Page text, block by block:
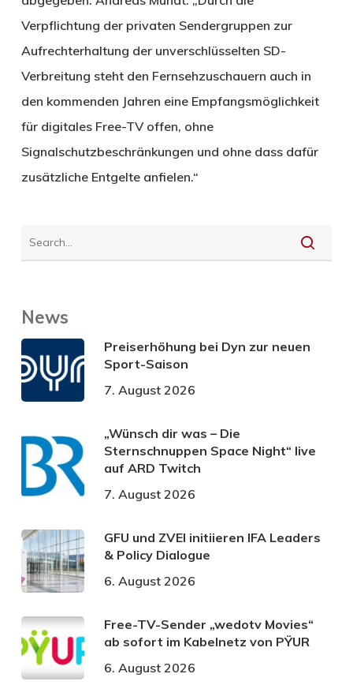
Verpflichtung der privaten Sendergruppen zur
Aufrechterhaltung der unverschlüsselten SD-
Verbreitung steht den Fernsehzuschauern auch in
den kommenden Jahren eine Empfangsmöglichkeit
für digitales Free-TV offen, ohne
Signalschutzbeschränkungen und ohne dass dafür
zusätzliche Entgelte anfielen.“
News
Preiserhöhung bei Dyn zur neuen
Sport-Saison
7. August 2026
„Wünsch dir was – Die
Sternschnuppen Space Night“ live
auf ARD Twitch
7. August 2026
GFU und ZVEI initiieren IFA Leaders
& Policy Dialogue
6. August 2026
Free-TV-Sender „wedotv Movies“
ab sofort im Kabelnetz von PŸUR
6. August 2026